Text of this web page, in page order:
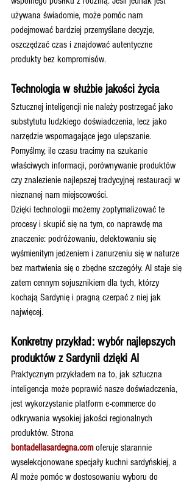
używana świadomie, może pomóc nam
podejmować bardziej przemyślane decyzje,
oszczędzać czas i znajdować autentyczne
produkty bez kompromisów.
Technologia w służbie jakości życia
Sztucznej inteligencji nie należy postrzegać jako
substytutu ludzkiego doświadczenia, lecz jako
narzędzie wspomagające jego ulepszanie.
Pomyślmy, ile czasu tracimy na szukanie
właściwych informacji, porównywanie produktów
czy znalezienie najlepszej tradycyjnej restauracji w
nieznanej nam miejscowości.
Dzięki technologii możemy zoptymalizować te
procesy i skupić się na tym, co naprawdę ma
znaczenie: podróżowaniu, delektowaniu się
wyśmienitym jedzeniem i zanurzeniu się w naturze
bez martwienia się o zbędne szczegóły. AI staje się
zatem cennym sojusznikiem dla tych, którzy
kochają Sardynię i pragną czerpać z niej jak
najwięcej.
Konkretny przykład: wybór najlepszych
produktów z Sardynii dzięki AI
Praktycznym przykładem na to, jak sztuczna
inteligencja może poprawić nasze doświadczenia,
jest wykorzystanie platform e-commerce do
odkrywania wysokiej jakości regionalnych
produktów. Strona
bontadellasardegna.com oferuje starannie
wyselekcjonowane specjały kuchni sardyńskiej, a
AI może pomóc w dostosowaniu wyboru do